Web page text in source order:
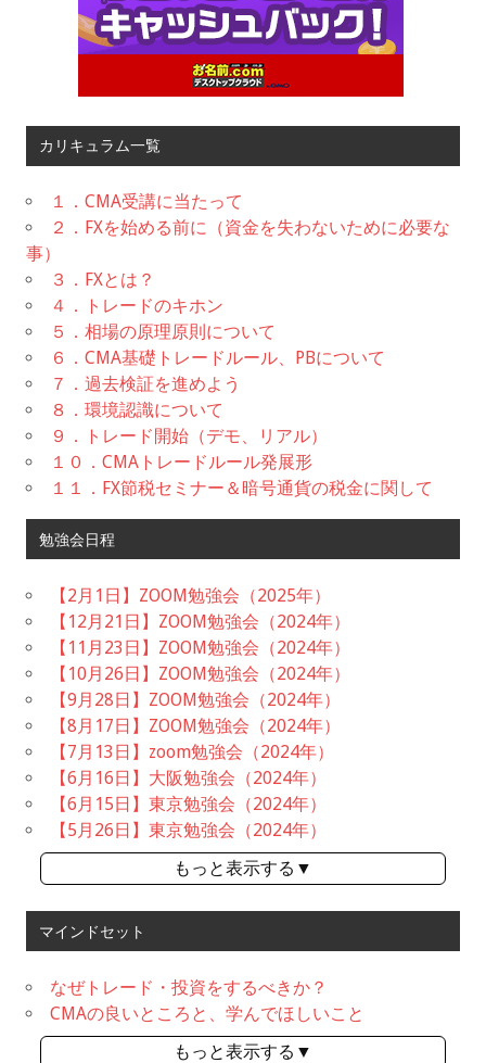
カリキュラム一覧
１．CMA受講に当たって
２．FXを始める前に（資金を失わないために必要な
事）
３．FXとは？
４．トレードのキホン
５．相場の原理原則について
６．CMA基礎トレードルール、PBについて
７．過去検証を進めよう
８．環境認識について
９．トレード開始（デモ、リアル）
１０．CMAトレードルール発展形
１１．FX節税セミナー＆暗号通貨の税金に関して
勉強会日程
【2月1日】ZOOM勉強会（2025年）
【12月21日】ZOOM勉強会（2024年）
【11月23日】ZOOM勉強会（2024年）
【10月26日】ZOOM勉強会（2024年）
【9月28日】ZOOM勉強会（2024年）
【8月17日】ZOOM勉強会（2024年）
【7月13日】zoom勉強会（2024年）
【6月16日】大阪勉強会（2024年）
【6月15日】東京勉強会（2024年）
【5月26日】東京勉強会（2024年）
もっと表示する▼
マインドセット
なぜトレード・投資をするべきか？
CMAの良いところと、学んでほしいこと
もっと表示する▼